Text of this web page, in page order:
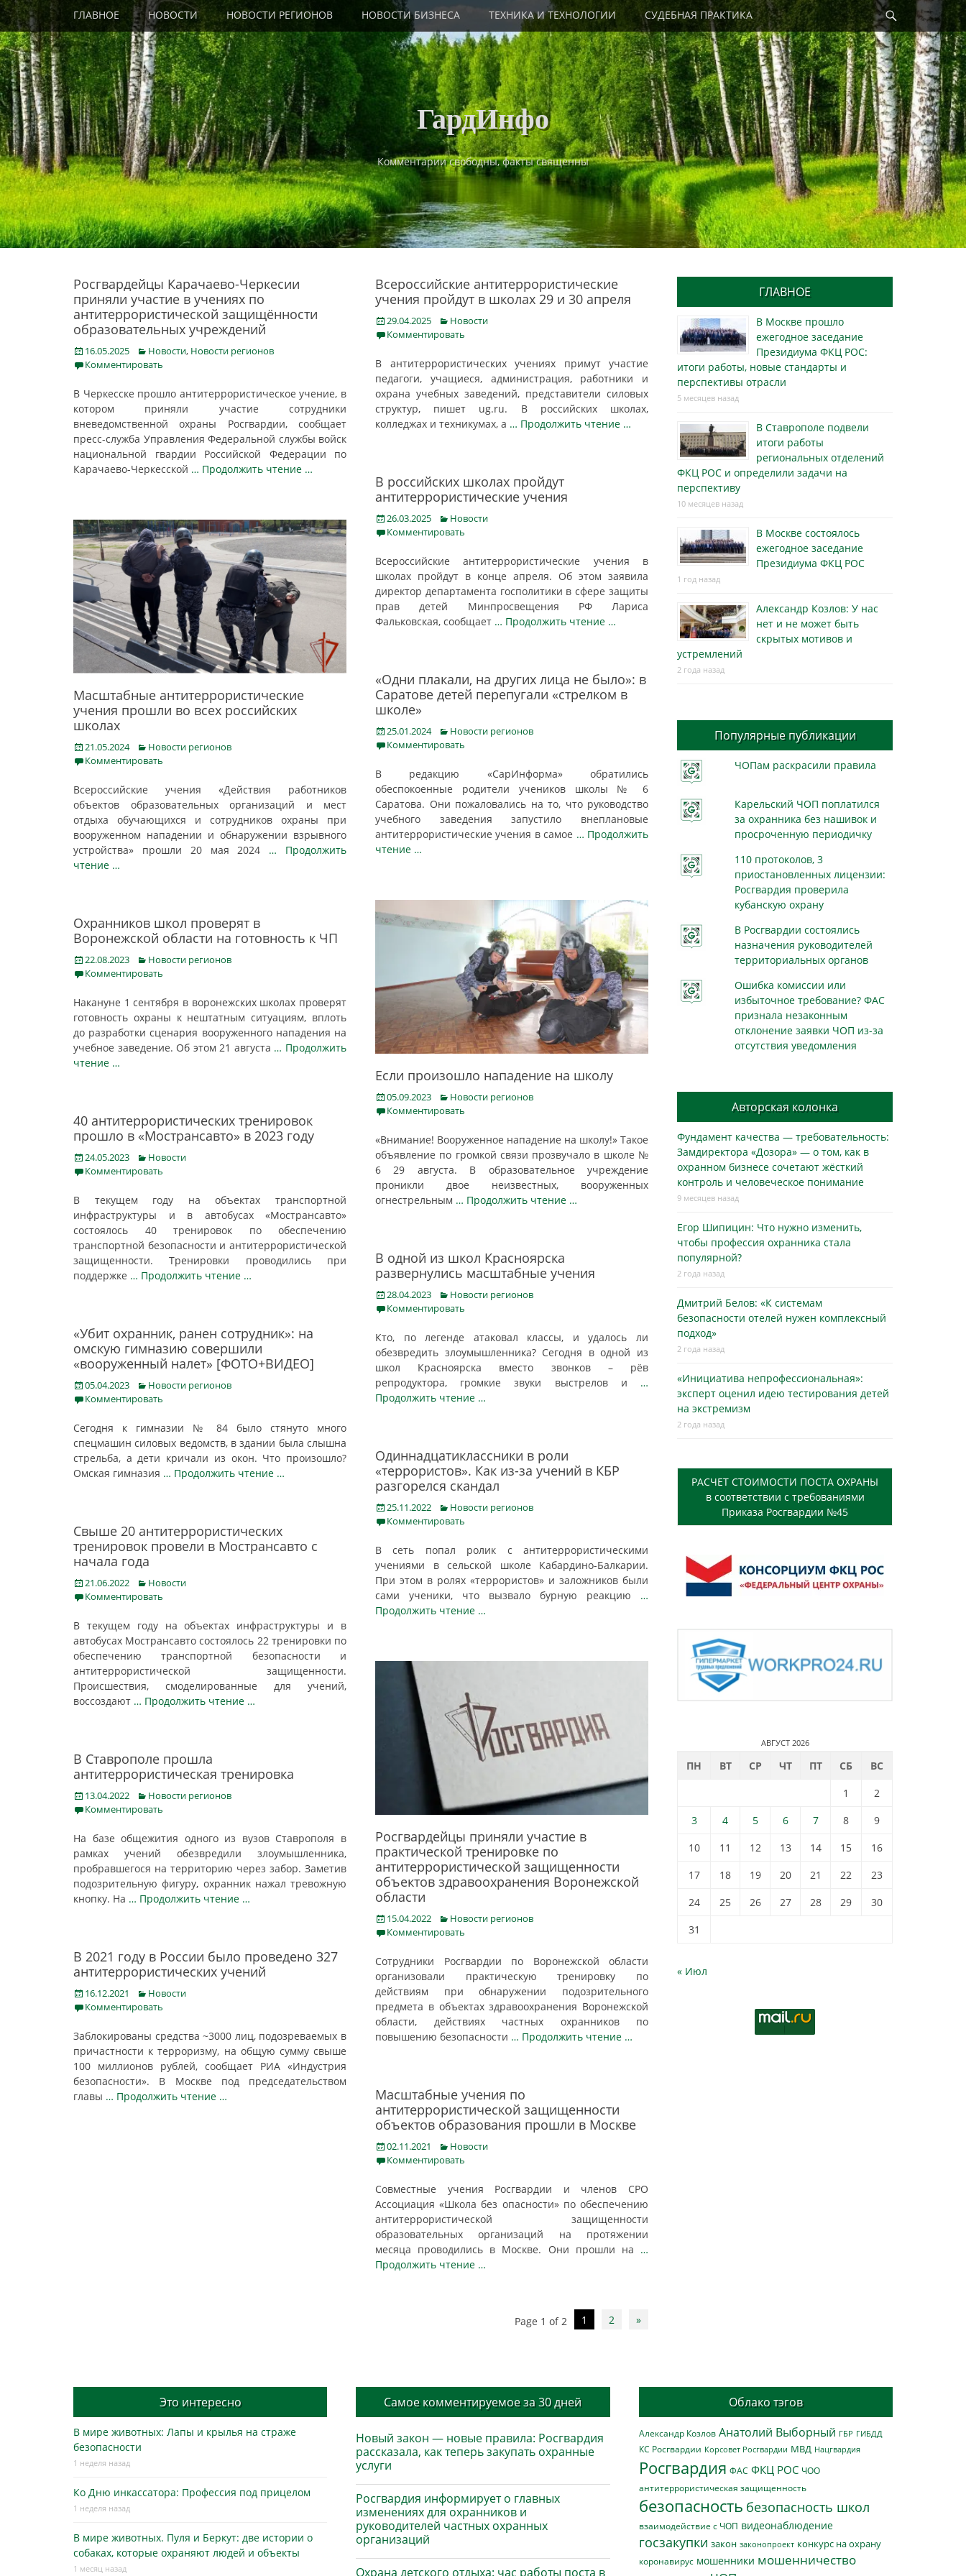
Skip
content
Primary Menu
ГЛАВНОЕ НОВОСТИ НОВОСТИ РЕГИОНОВ НОВОСТИ БИЗНЕСА ТЕХНИКА И ТЕХНОЛОГИИ СУДЕБНАЯ ПРАКТИКА
Найти
ГардИнфо
Комментарии свободны, факты священны
Росгвардейцы Карачаево-Черкесии
приняли участие в учениях по
антитеррористической защищённости
образовательных учреждений
Posted
on
16.05.2025 Categories
Новости, Новости регионов
Комментировать
В Черкесске прошло антитеррористическое учение, в
котором приняли участие сотрудники
вневедомственной охраны Росгвардии, сообщает
пресс-служба Управления Федеральной службы войск
национальной гвардии Российской Федерации по
Карачаево-Черкесской … Продолжить чтение …
Всероссийские антитеррористические
учения пройдут в школах 29 и 30 апреля
Posted
on
29.04.2025 Categories
Новости
Комментировать
В антитеррористических учениях примут участие
педагоги, учащиеся, администрация, работники и
охрана учебных заведений, представители силовых
структур, пишет ug.ru. В российских школах,
колледжах и техникумах, а … Продолжить чтение …
В российских школах пройдут
антитеррористические учения
Posted
on
26.03.2025 Categories
Новости
Комментировать
Всероссийские антитеррористические учения в
школах пройдут в конце апреля. Об этом заявила
директор департамента госполитики в сфере защиты
прав детей Минпросвещения РФ Лариса
Фальковская, сообщает … Продолжить чтение …
Масштабные антитеррористические
учения прошли во всех российских
школах
Posted
on
21.05.2024 Categories
Новости регионов
Комментировать
Всероссийские учения «Действия работников
объектов образовательных организаций и мест
отдыха обучающихся и сотрудников охраны при
вооруженном нападении и обнаружении взрывного
устройства» прошли 20 мая 2024 … Продолжить
чтение …
«Одни плакали, на других лица не было»: в
Саратове детей перепугали «стрелком в
школе»
Posted
on
25.01.2024 Categories
Новости регионов
Комментировать
В редакцию «СарИнформа» обратились
обеспокоенные родители учеников школы № 6
Саратова. Они пожаловались на то, что руководство
учебного заведения запустило внеплановые
антитеррористические учения в самое … Продолжить
чтение …
Если произошло нападение на школу
Posted
on
05.09.2023 Categories
Новости регионов
Комментировать
«Внимание! Вооруженное нападение на школу!» Такое
объявление по громкой связи прозвучало в школе №
6 29 августа. В образовательное учреждение
проникли двое неизвестных, вооруженных
огнестрельным … Продолжить чтение …
Охранников школ проверят в
Воронежской области на готовность к ЧП
Posted
on
22.08.2023 Categories
Новости регионов
Комментировать
Накануне 1 сентября в воронежских школах проверят
готовность охраны к нештатным ситуациям, вплоть
до разработки сценария вооруженного нападения на
учебное заведение. Об этом 21 августа … Продолжить
чтение …
40 антитеррористических тренировок
прошло в «Мострансавто» в 2023 году
Posted
on
24.05.2023 Categories
Новости
Комментировать
В текущем году на объектах транспортной
инфраструктуры и в автобусах «Мострансавто»
состоялось 40 тренировок по обеспечению
транспортной безопасности и антитеррористической
защищенности. Тренировки проводились при
поддержке … Продолжить чтение …
В одной из школ Красноярска
развернулись масштабные учения
Posted
on
28.04.2023 Categories
Новости регионов
Комментировать
Кто, по легенде атаковал классы, и удалось ли
обезвредить злоумышленника? Сегодня в одной из
школ Красноярска вместо звонков – рёв
репродуктора, громкие звуки выстрелов и …
Продолжить чтение …
«Убит охранник, ранен сотрудник»: на
омскую гимназию совершили
«вооруженный налет» [ФОТО+ВИДЕО]
Posted
on
05.04.2023 Categories
Новости регионов
Комментировать
Сегодня к гимназии № 84 было стянуто много
спецмашин силовых ведомств, в здании была слышна
стрельба, а дети кричали из окон. Что произошло?
Омская гимназия … Продолжить чтение …
Одиннадцатиклассники в роли
«террористов». Как из-за учений в КБР
разгорелся скандал
Posted
on
25.11.2022 Categories
Новости регионов
Комментировать
В сеть попал ролик с антитеррористическими
учениями в сельской школе Кабардино-Балкарии.
При этом в ролях «террористов» и заложников были
сами ученики, что вызвало бурную реакцию …
Продолжить чтение …
Cвыше 20 антитеррористических
тренировок провели в Мострансавто с
начала года
Posted
on
21.06.2022 Categories
Новости
Комментировать
В текущем году на объектах инфраструктуры и в
автобусах Мострансавто состоялось 22 тренировки по
обеспечению транспортной безопасности и
антитеррористической защищенности.
Происшествия, смоделированные для учений,
воссоздают … Продолжить чтение …
Росгвардейцы приняли участие в
практической тренировке по
антитеррористической защищенности
объектов здравоохранения Воронежской
области
Posted
on
15.04.2022 Categories
Новости регионов
Комментировать
Сотрудники Росгвардии по Воронежской области
организовали практическую тренировку по
действиям при обнаружении подозрительного
предмета в объектах здравоохранения Воронежской
области, действиях частных охранников по
повышению безопасности … Продолжить чтение …
В Ставрополе прошла
антитеррористическая тренировка
Posted
on
13.04.2022 Categories
Новости регионов
Комментировать
На базе общежития одного из вузов Ставрополя в
рамках учений обезвредили злоумышленника,
пробравшегося на территорию через забор. Заметив
подозрительную фигуру, охранник нажал тревожную
кнопку. На … Продолжить чтение …
В 2021 году в России было проведено 327
антитеррористических учений
Posted
on
16.12.2021 Categories
Новости
Комментировать
Заблокированы средства ~3000 лиц, подозреваемых в
причастности к терроризму, на общую сумму свыше
100 миллионов рублей, сообщает РИА «Индустрия
безопасности». В Москве под председательством
главы … Продолжить чтение …
Масштабные учения по
антитеррористической защищенности
объектов образования прошли в Москве
Posted
on
02.11.2021 Categories
Новости
Комментировать
Совместные учения Росгвардии и членов СРО
Ассоциация «Школа без опасности» по обеспечению
антитеррористической защищенности
образовательных организаций на протяжении
месяца проводились в Москве. Они прошли на …
Продолжить чтение …
Page 1 of 2 1 2 »
ГЛАВНОЕ
В Москве прошло
ежегодное заседание
Президиума ФКЦ РОС:
итоги работы, новые стандарты и
перспективы отрасли
5 месяцев назад
В Ставрополе подвели
итоги работы
региональных отделений
ФКЦ РОС и определили задачи на
перспективу
10 месяцев назад
В Москве состоялось
ежегодное заседание
Президиума ФКЦ РОС
1 год назад
Александр Козлов: У нас
нет и не может быть
скрытых мотивов и
устремлений
2 года назад
Популярные публикации
ЧОПам раскрасили правила
Карельский ЧОП поплатился
за охранника без нашивок и
просроченную периодичку
110 протоколов, 3
приостановленных лицензии:
Росгвардия проверила
кубанскую охрану
В Росгвардии состоялись
назначения руководителей
территориальных органов
Ошибка комиссии или
избыточное требование? ФАС
признала незаконным
отклонение заявки ЧОП из-за
отсутствия уведомления
Авторская колонка
Фундамент качества — требовательность:
Замдиректора «Дозора» — о том, как в
охранном бизнесe сочетают жёсткий
контроль и человеческое понимание
9 месяцев назад
Егор Шипицин: Что нужно изменить,
чтобы профессия охранника стала
популярной?
2 года назад
Дмитрий Белов: «К системам
безопасности отелей нужен комплексный
подход»
2 года назад
«Инициатива непрофессиональная»:
эксперт оценил идею тестирования детей
на экстремизм
2 года назад
РАСЧЕТ СТОИМОСТИ ПОСТА ОХРАНЫ
в соответствии с требованиями
Приказа Росгвардии №45
АВГУСТ 2026
ПН ВТ СР ЧТ ПТ СБ
ВС
1
2
3
4 5 6 7 8
9
10
11 12 13 14 15
16
17
18 19 20 21 22
23
24
25 26 27 28 29
30
31
« Июл
Это интересно
В мире животных: Лапы и крылья на страже
безопасности
1 неделя назад
Ко Дню инкассатора: Профессия под прицелом
1 неделя назад
В мире животных. Пуля и Беркут: две истории о
собаках, которые охраняют людей и объекты
1 месяц назад
Самое комментируемое за 30 дней
Новый закон — новые правила: Росгвардия
рассказала, как теперь закупать охранные
услуги
Росгвардия информирует о главных
изменениях для охранников и
руководителей частных охранных
организаций
Охрана детского отдыха: час работы поста в
Облако тэгов
Александр Козлов Анатолий Выборный ГБР ГИБДД
КС Росгвардии Корсовет Росгвардии МВД Нацгвардия
Росгвардия ФАС ФКЦ РОС ЧОО
антитеррористическая защищенность
безопасность безопасность школ
взаимодействие с ЧОП видеонаблюдение
госзакупки закон законопроект конкурс на охрану
коронавирус мошенники мошенничество